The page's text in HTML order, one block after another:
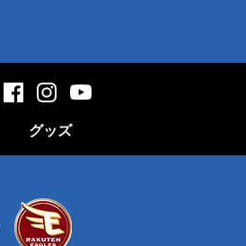
グッズ